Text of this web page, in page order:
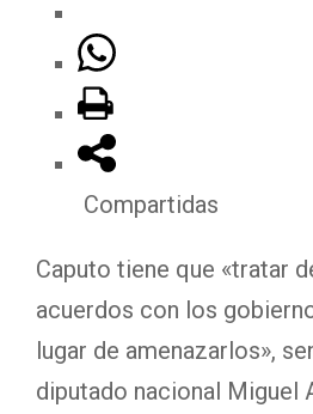
Compartidas
Caputo tiene que «tratar
acuerdos con los
lugar de amenazarlos»,
diputado nacional Miguel